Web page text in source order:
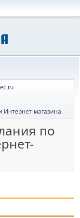
Интернет-магазина
по